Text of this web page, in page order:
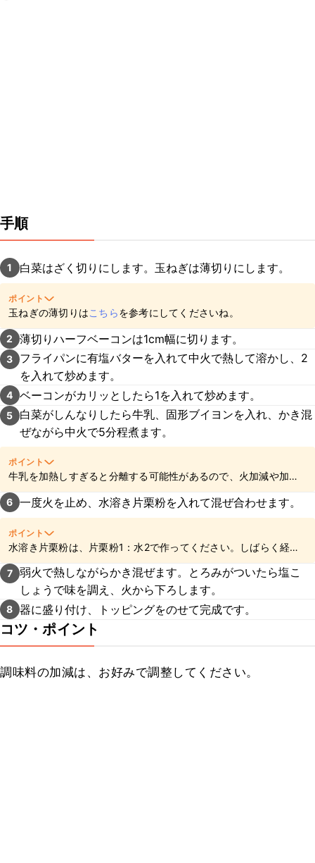
手順
1 白菜はざく切りにします。玉ねぎは薄切りにします。
ポイント
玉ねぎの薄切りはこちらを参考にしてくださいね。
2 薄切りハーフベーコンは1cm幅に切ります。
3
フライパンに有塩バターを入れて中火で熱して溶かし、2
を入れて炒めます。
4 ベーコンがカリッとしたら1を入れて炒めます。
5
白菜がしんなりしたら牛乳、固形ブイヨンを入れ、かき混
ぜながら中火で5分程煮ます。
ポイント
牛乳を加熱しすぎると分離する可能性があるので、火加減や加熱
時間にご注意くださいね。
6 一度火を止め、水溶き片栗粉を入れて混ぜ合わせます。
ポイント
水溶き片栗粉は、片栗粉1：水2で作ってください。しばらく経つ
と片栗粉が沈むので、加える前によく混ぜてくださいね。
7 弱火で熱しながらかき混ぜます。とろみがついたら塩こ
しょうで味を調え、火から下ろします。
8 器に盛り付け、トッピングをのせて完成です。
コツ・ポイント
調味料の加減は、お好みで調整してください。